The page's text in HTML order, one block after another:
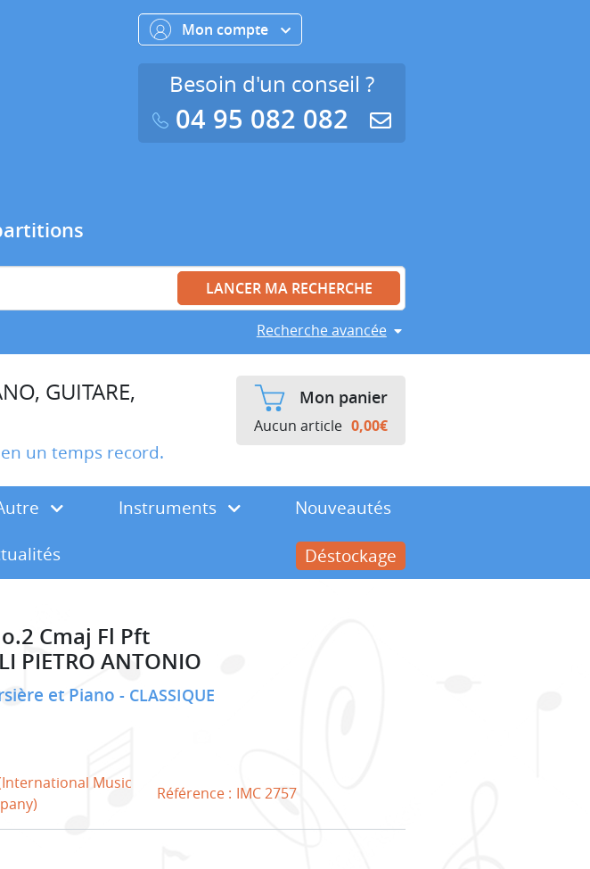
Recherche avancée
Mon compte
Besoin d'un conseil ?
04 95 082 082
GUITARE,
un temps record.
Mon panier
Aucun article 0,00€
Instruments
Nouveautés
Déstockage
Cmaj Fl Pft
PIETRO ANTONIO
et Piano CLASSIQUE
Music
Référence : IMC 2757